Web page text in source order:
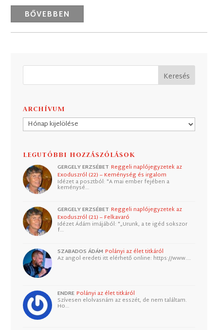
BŐVEBBEN
ARCHÍVUM
Archívum
LEGUTÓBBI HOZZÁSZÓLÁSOK
GERGELY ERZSÉBET Reggeli naplójegyzetek az
Exoduszról (22) – Keménység és irgalom
Idézet a posztból: "A mai ember fejében a
keménysé…
GERGELY ERZSÉBET Reggeli naplójegyzetek az
Exoduszról (21) – Felkavaró
Idézet Ádám imájából: "„Urunk, a te igéd sokszor
f…
SZABADOS ÁDÁM Polányi az élet titkáról
Az angol eredeti itt elérhető online: https://www.…
ENDRE Polányi az élet titkáról
Szívesen elolvasnám az esszét, de nem találtam.
Ho…